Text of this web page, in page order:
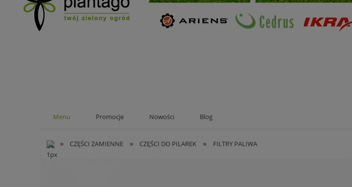
Menu Promocje Nowości Blog
» CZĘŚCI ZAMIENNE » CZĘŚCI DO PILAREK » FILTRY PALIWA